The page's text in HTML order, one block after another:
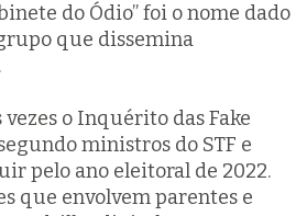
do Ódio” foi o nome dado
que dissemina
o Inquérito das Fake
ministros do STF e
pelo ano eleitoral de 2022.
que envolvem parentes e